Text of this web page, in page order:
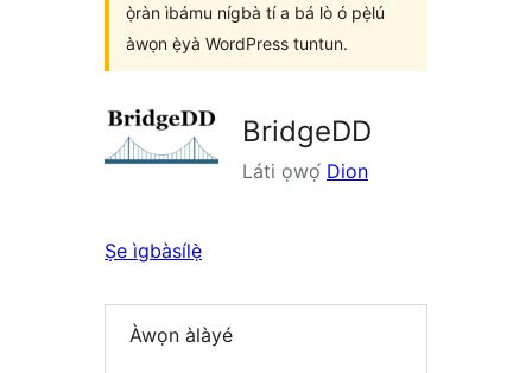
ọ̀ràn ìbámu nígbà tí a bá lò ó pẹ̀lú
àwọn ẹ̀yà WordPress tuntun.
BridgeDD
Láti ọwọ́ Dion
Ṣe ìgbàsílẹ̀
Àwọn àlàyé